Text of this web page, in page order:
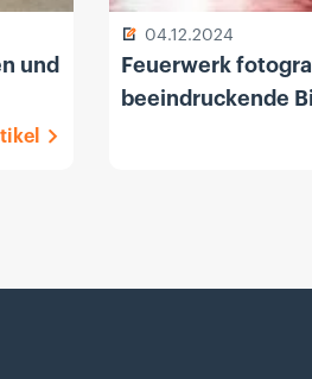
und
04.12.2024
Feuerwerk
beeindruckende